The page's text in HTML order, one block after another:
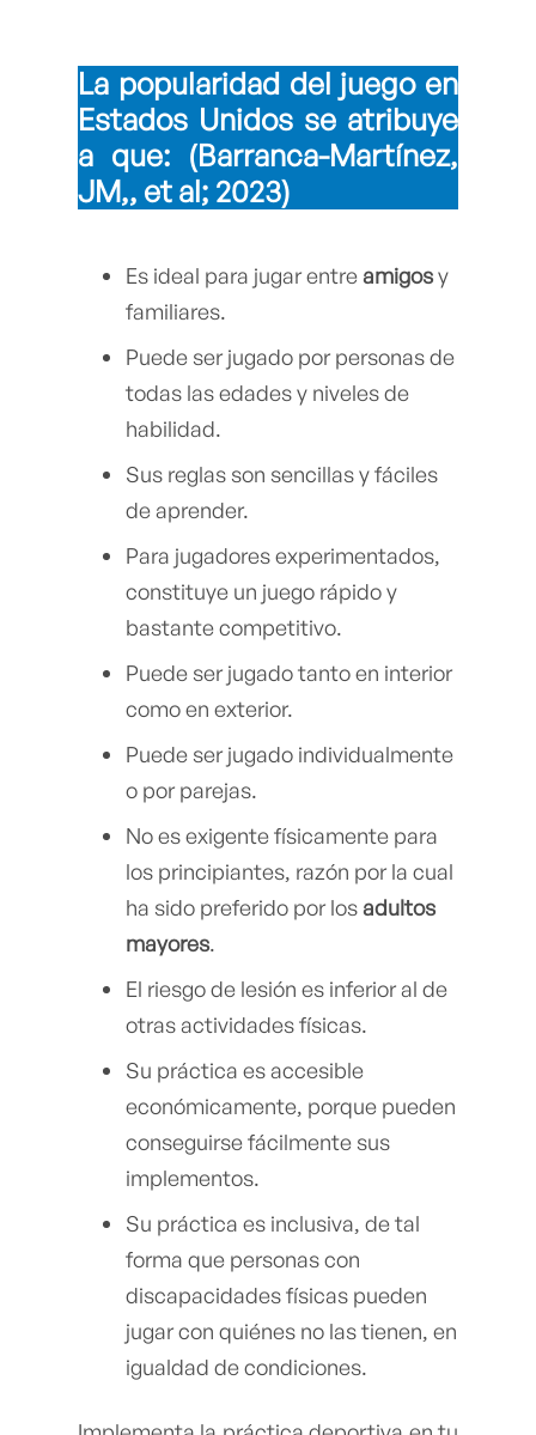
La popularidad del juego en
Estados Unidos se atribuye
a que: (Barranca-Martínez,
JM,, et al; 2023)
Es ideal para jugar entreamigosy
familiares.
Puede ser jugado por personas de
todas las edades y niveles de
habilidad.
Sus reglas son sencillas y fáciles
de aprender.
Para jugadores experimentados,
constituye un juego rápido y
bastante competitivo.
Puede ser jugado tanto en interior
como en exterior.
Puede ser jugado individualmente
o por parejas.
No es exigente físicamente para
los principiantes, razón por la cual
ha sido preferido por losadultos
mayores.
El riesgo de lesión es inferior al de
otras actividades físicas.
Su práctica es accesible
económicamente, porque pueden
conseguirse fácilmente sus
implementos.
Su práctica es inclusiva, de tal
forma que personas con
discapacidades físicas pueden
jugar con quiénes no las tienen, en
igualdad de condiciones.